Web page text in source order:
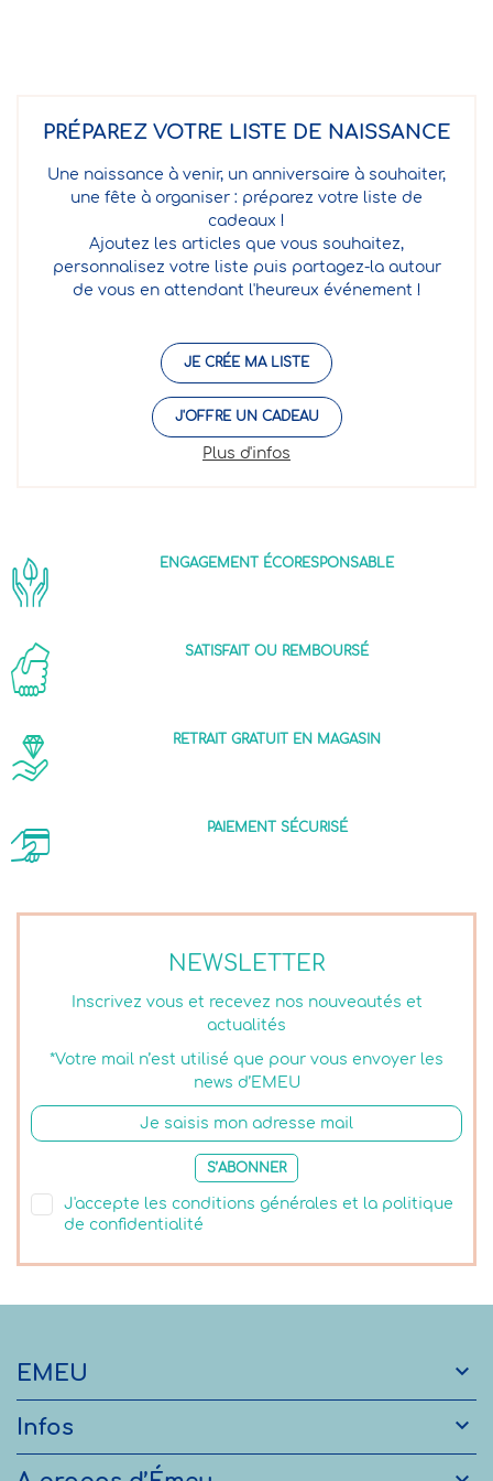
PRÉPAREZ VOTRE LISTE DE NAISSANCE
Une naissance à venir, un anniversaire à souhaiter,
une fête à organiser : préparez votre liste de
cadeaux !
Ajoutez les articles que vous souhaitez,
personnalisez votre liste puis partagez-la autour
de vous en attendant l'heureux événement !
JE CRÉE MA LISTE
J'OFFRE UN CADEAU
Plus d'infos
NEWSLETTER
Inscrivez vous et recevez nos nouveautés et
actualités
*Votre mail n’est utilisé que pour vous envoyer les
news d’EMEU
S’ABONNER
J'accepte les conditions générales et la politique
de confidentialité
ENGAGEMENT ÉCORESPONSABLE
SATISFAIT OU REMBOURSÉ
RETRAIT GRATUIT EN MAGASIN
PAIEMENT SÉCURISÉ
EMEU 
Infos 